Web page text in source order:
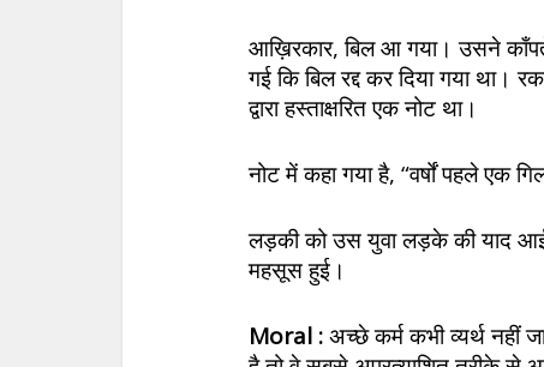
आख़िरकार, बिल आ गया। उसने
गई कि बिल रद्द कर दिया गया
द्वारा हस्ताक्षरित एक नोट था।
नोट में कहा गया है, “वर्षों पहले एक
लड़की को उस युवा लड़के की याद
महसूस हुई।
Moral :अच्छे कर्म कभी व्यर्थ